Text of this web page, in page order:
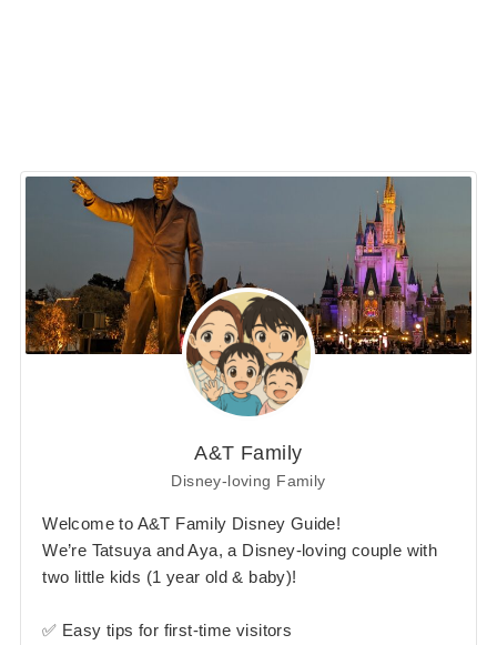
A&T Family
Disney-loving Family
Welcome to A&T Family Disney Guide!
We’re Tatsuya and Aya, a Disney-loving couple with
two little kids (1 year old & baby)!
✅ Easy tips for first-time visitors